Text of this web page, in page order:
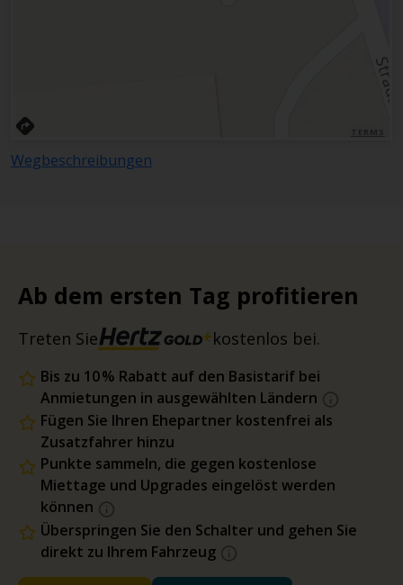
Wegbeschreibungen
Ab dem ersten Tag profitieren
Treten Sie kostenlos bei.
Bis zu 10 % Rabatt auf den Basistarif bei
Anmietungen in ausgewählten Ländern
Fügen Sie Ihren Ehepartner kostenfrei als
Zusatzfahrer hinzu
Punkte sammeln, die gegen kostenlose
Miettage und Upgrades eingelöst werden
können
Überspringen Sie den Schalter und gehen Sie
direkt zu Ihrem Fahrzeug